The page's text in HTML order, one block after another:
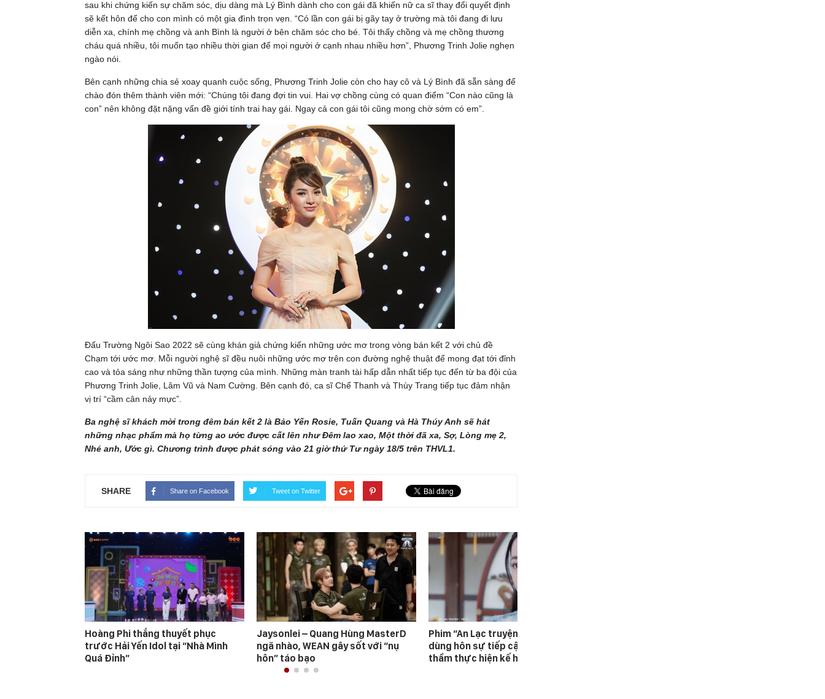
sau khi chứng kiến sự chăm sóc, dịu dàng mà Lý Bình dành cho con gái đã khiến nữ ca sĩ thay đổi quyết định
sẽ kết hôn để cho con mình có một gia đình trọn vẹn. “Có lần con gái bị gãy tay ở trường mà tôi đang đi lưu
diễn xa, chính mẹ chồng và anh Bình là người ở bên chăm sóc cho bé. Tôi thấy chồng và mẹ chồng thương
cháu quá nhiều, tôi muốn tạo nhiều thời gian để mọi người ở cạnh nhau nhiều hơn”, Phương Trinh Jolie nghẹn
ngào nói.
Bên cạnh những chia sẻ xoay quanh cuộc sống, Phương Trinh Jolie còn cho hay cô và Lý Bình đã sẵn sàng để
chào đón thêm thành viên mới: “Chúng tôi đang đợi tin vui. Hai vợ chồng cùng có quan điểm “Con nào cũng là
con” nên không đặt nặng vấn đề giới tính trai hay gái. Ngay cả con gái tôi cũng mong chờ sớm có em”.
Đấu Trường Ngôi Sao 2022 sẽ cùng khán giả chứng kiến những ước mơ trong vòng bán kết 2 với chủ đề
Chạm tới ước mơ. Mỗi người nghệ sĩ đều nuôi những ước mơ trên con đường nghệ thuật để mong đạt tới đỉnh
cao và tỏa sáng như những thần tượng của mình. Những màn tranh tài hấp dẫn nhất tiếp tục đến từ ba đội của
Phương Trinh Jolie, Lâm Vũ và Nam Cường. Bên cạnh đó, ca sĩ Chế Thanh và Thùy Trang tiếp tục đảm nhận
vị trí “cầm cân nảy mực”.
Ba nghệ sĩ khách mời trong đêm bán kết 2 là Bảo Yến Rosie, Tuấn Quang và Hà Thúy Anh sẽ hát
những nhạc phẩm mà họ từng ao ước được cất lên như Đêm lao xao, Một thời đã xa, Sợ, Lòng mẹ 2,
Nhé anh, Ước gì. Chương trình được phát sóng vào 21 giờ thứ Tư ngày 18/5 trên THVL1.
SHARE Share on Facebook Tweet on Twitter
Hoàng Phi thắng thuyết phục
trước Hải Yến Idol tại “Nhà Mình
Quá Đỉnh”
Jaysonlei – Quang Hùng MasterD
ngã nhào, WEAN gây sốt với “nụ
hôn” táo bạo
Phim “An Lạc truyện”: Nhậm An Lạc
dùng hôn sự tiếp cận Hàn Diệp, âm
thầm thực hiện kế hoạch báo thù